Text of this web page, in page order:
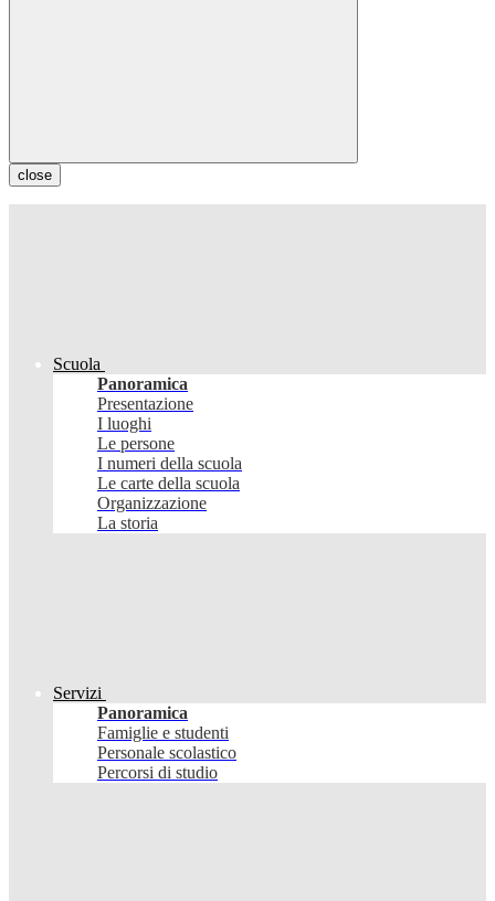
close
Scuola
Panoramica
Presentazione
I luoghi
Le persone
I numeri della scuola
Le carte della scuola
Organizzazione
La storia
Servizi
Panoramica
Famiglie e studenti
Personale scolastico
Percorsi di studio